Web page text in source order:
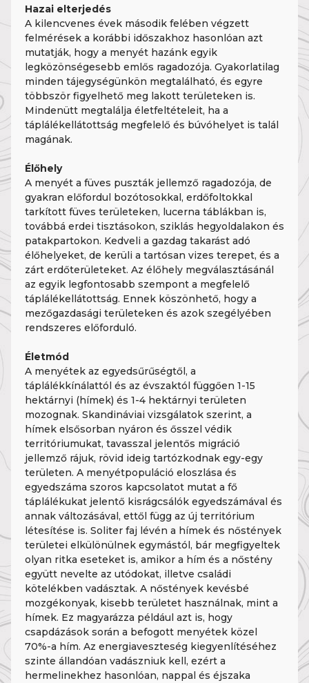
Hazai elterjedés
A kilencvenes évek második felében végzett
felmérések a korábbi időszakhoz hasonlóan azt
mutatják, hogy a menyét hazánk egyik
legközönségesebb emlős ragadozója. Gyakorlatilag
minden tájegységünkön megtalálható, és egyre
többször figyelhető meg lakott területeken is.
Mindenütt megtalálja életfeltételeit, ha a
táplálékellátottság megfelelő és búvóhelyet is talál
magának.
Élőhely
A menyét a füves puszták jellemző ragadozója, de
gyakran előfordul bozótosokkal, erdőfoltokkal
tarkított füves területeken, lucerna táblákban is,
továbbá erdei tisztásokon, sziklás hegyoldalakon és
patakpartokon. Kedveli a gazdag takarást adó
élőhelyeket, de kerüli a tartósan vizes terepet, és a
zárt erdőterületeket. Az élőhely megválasztásánál
az egyik legfontosabb szempont a megfelelő
táplálékellátottság. Ennek köszönhető, hogy a
mezőgazdasági területeken és azok szegélyében
rendszeres előforduló.
Életmód
A menyétek az egyedsűrűségtől, a
táplálékkínálattól és az évszaktól függően 1-15
hektárnyi (hímek) és 1-4 hektárnyi területen
mozognak. Skandináviai vizsgálatok szerint, a
hímek elsősorban nyáron és ősszel védik
territóriumukat, tavasszal jelentős migráció
jellemző rájuk, rövid ideig tartózkodnak egy-egy
területen. A menyétpopuláció eloszlása és
egyedszáma szoros kapcsolatot mutat a fő
táplálékukat jelentő kisrágcsálók egyedszámával és
annak változásával, ettől függ az új territórium
létesítése is. Soliter faj lévén a hímek és nőstények
területei elkülönülnek egymástól, bár megfigyeltek
olyan ritka eseteket is, amikor a hím és a nőstény
együtt nevelte az utódokat, illetve családi
kötelékben vadásztak. A nőstények kevésbé
mozgékonyak, kisebb területet használnak, mint a
hímek. Ez magyarázza például azt is, hogy
csapdázások során a befogott menyétek közel
70%-a hím. Az energiaveszteség kiegyenlítéséhez
szinte állandóan vadászniuk kell, ezért a
hermelinekhez hasonlóan, nappal és éjszaka